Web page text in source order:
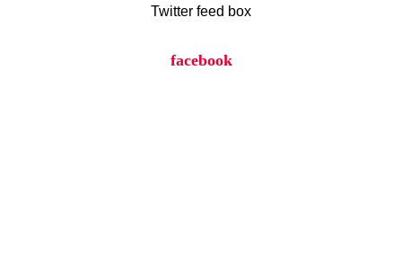
Twitter feed box
facebook